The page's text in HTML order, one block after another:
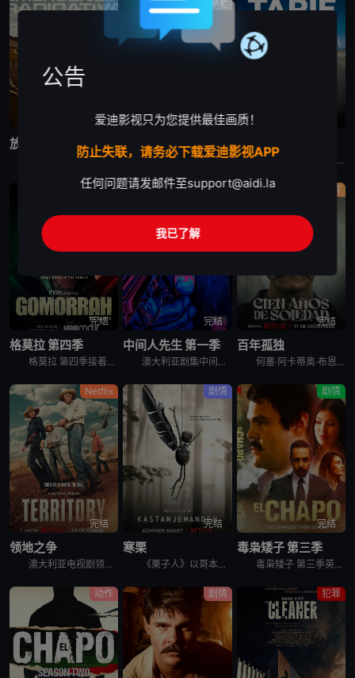
完结
放射危机
在这部灵感来自真实事件的剧集中，物理学家和医生争分夺秒，试图控制大规模放射性灾难，拯救数千人的生命。
完结
哈利警探
剧集《哈利警探》讲述了：奥斯陆发生一系列仪式性谋杀案 ，一位才华横溢的侦探必须解开错综复杂的谜团，克服腐败和自身的心魔，才能抓住凶手。
塔皮
法国电视剧塔皮 Tapie讲述的是：伯纳德·塔皮，一个野心勃勃的工人阶级男人，成为了法国最具争议的公众人物之一。本剧是关于他的传记历史片
剧情
完结
格莫拉 第四季
格莫拉 第四季接着第三季出乎意料的结局，在第四季，杰尼和帕特莉西娅必须建立新的权力制衡体系，与此同时，恩佐和瓦莱里奥需要巩固他们的帮派在那不勒斯市中心的统治地位。他们两方都将面临新的威胁与敌人。为
喜剧
完结
中间人先生 第一季
澳大利亚剧集中间人先生 第一季英文名为Mr Inbetween Season 1，Scott Ryan主创兼主演﹑Nash Edgerton执导的喜剧《中间人先生 Mr Inbetween》获FX
剧情
完结
百年孤独
何塞·阿卡蒂奥·布恩迪亚和乌苏拉·伊瓜兰这对表兄妹不顾父母的反对结婚了，他们离开了村庄，踏上了寻找新家园的漫长旅程。在朋友和冒险家的陪伴下，他们最终在一条有史前石头的河岸旁建立了一座乌托邦小镇，并
Netflix
完结
领地之争
澳大利亚电视剧领地之争 Territory讲述的是：世界上最大的养牛场没有明确的继任者，而代际冲突可能会导致劳森家族的分裂。察觉到这个曾经盛大的王朝正在衰落后，澳大利亚内地最大的几伙势力（敌对的牛
剧情
完结
寒栗
《栗子人》以哥本哈根宁静的郊外为背景，在十月份一个狂风大作的早晨，警察发现了一件恐怖的事情。一名年轻女子在操场被残忍谋杀，并且她的一只手不见了。她的身旁放了一个用栗子做成的小人。雄心勃勃的年轻侦探
剧情
完结
毒枭矮子 第三季
毒枭矮子 第三季英文名为El Chapo Season 3，是2018年墨西哥剧情剧集。The DEA is alarmed by the expansive growth of El Chapo
动作 剧情 犯罪
公告
爱迪影视只为您提供最佳画质！
防止失联，请务必下载爱迪影视APP
任何问题请发邮件至support@aidi.la
我已了解